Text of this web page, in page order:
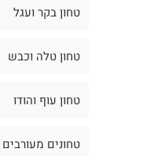
טחון בקר ועגל
טחון טלה וכבש
טחון עוף והודו
טחונים מעורבים